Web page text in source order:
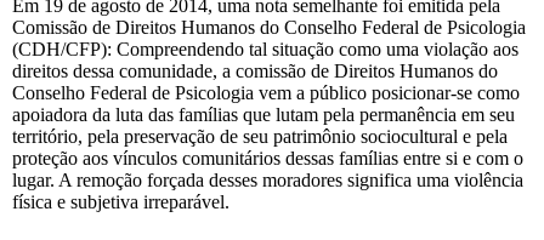
Em 19 de agosto de 2014, uma nota semelhante foi emitida pela
Comissão de Direitos Humanos do Conselho Federal de Psicologia
(CDH/CFP): Compreendendo tal situação como uma violação aos
direitos dessa comunidade, a comissão de Direitos Humanos do
Conselho Federal de Psicologia vem a público posicionar-se como
apoiadora da luta das famílias que lutam pela permanência em seu
território, pela preservação de seu patrimônio sociocultural e pela
proteção aos vínculos comunitários dessas famílias entre si e com o
lugar. A remoção forçada desses moradores significa uma violência
física e subjetiva irreparável.